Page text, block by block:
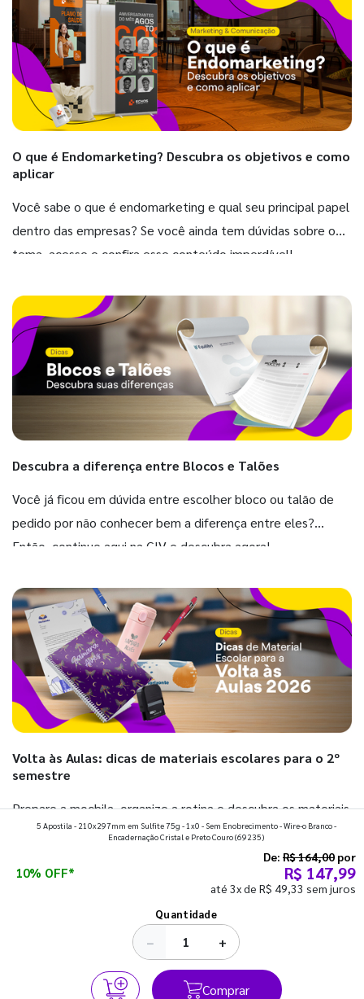
O que é Endomarketing? Descubra os objetivos e como
aplicar
Você sabe o que é endomarketing e qual seu principal papel
dentro das empresas? Se você ainda tem dúvidas sobre o
tema, acesse e confira esse conteúdo imperdível!
Descubra a diferença entre Blocos e Talões
Você já ficou em dúvida entre escolher bloco ou talão de
pedido por não conhecer bem a diferença entre eles?
Então, continue aqui na GIV e descubra agora!
Volta às Aulas: dicas de materiais escolares para o 2º
semestre
Prepare a mochila, organize a rotina e descubra os materiais
que fazem toda diferença para começar o segundo
5 Apostila - 210x297mm em Sulfite 75g - 1x0 - Sem Enobrecimento - Wire-o Branco -
Encadernação Cristal e Preto Couro(69235)
10% OFF*
De: R$ 164,00 por
R$ 147,99
até 3x de R$ 49,33 sem juros
Quantidade
− +
Comprar